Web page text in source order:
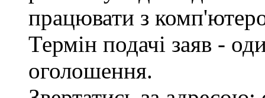
працювати з
Термін подачі заяв -
оголошення.